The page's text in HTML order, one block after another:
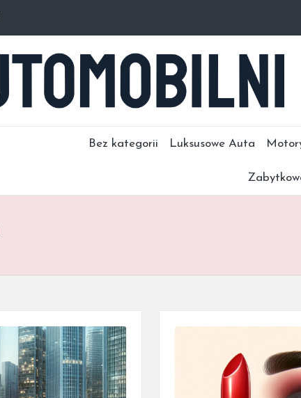
Bez kategorii Luksusowe Auta